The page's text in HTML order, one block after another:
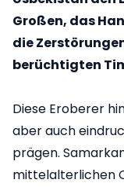
Großen, das
die
berüchtigten
Diese Eroberer
aber auch
prägen.
mittelalterlichen